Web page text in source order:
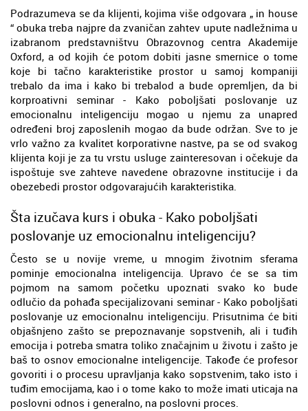
Podrazumeva se da klijenti, kojima više odgovara „ in house
“ obuka treba najpre da zvaničan zahtev upute nadležnima u
izabranom predstavništvu Obrazovnog centra Akademije
Oxford, a od kojih će potom dobiti jasne smernice o tome
koje bi tačno karakteristike prostor u samoj kompaniji
trebalo da ima i kako bi trebalod a bude opremljen, da bi
korproativni seminar - Kako poboljšati poslovanje uz
emocionalnu inteligenciju mogao u njemu za unapred
određeni broj zaposlenih mogao da bude održan. Sve to je
vrlo važno za kvalitet korporativne nastve, pa se od svakog
klijenta koji je za tu vrstu usluge zainteresovan i očekuje da
ispoštuje sve zahteve navedene obrazovne institucije i da
obezebedi prostor odgovarajućih karakteristika.
Šta izučava kurs i obuka - Kako poboljšati
poslovanje uz emocionalnu inteligenciju?
Često se u novije vreme, u mnogim životnim sferama
pominje emocionalna inteligencija. Upravo će se sa tim
pojmom na samom početku upoznati svako ko bude
odlučio da pohađa specijalizovani seminar - Kako poboljšati
poslovanje uz emocionalnu inteligenciju. Prisutnima će biti
objašnjeno zašto se prepoznavanje sopstvenih, ali i tuđih
emocija i potreba smatra toliko značajnim u životu i zašto je
baš to osnov emocionalne inteligencije. Takođe će profesor
govoriti i o procesu upravljanja kako sopstvenim, tako isto i
tuđim emocijama, kao i o tome kako to može imati uticaja na
poslovni odnos i generalno, na poslovni proces.